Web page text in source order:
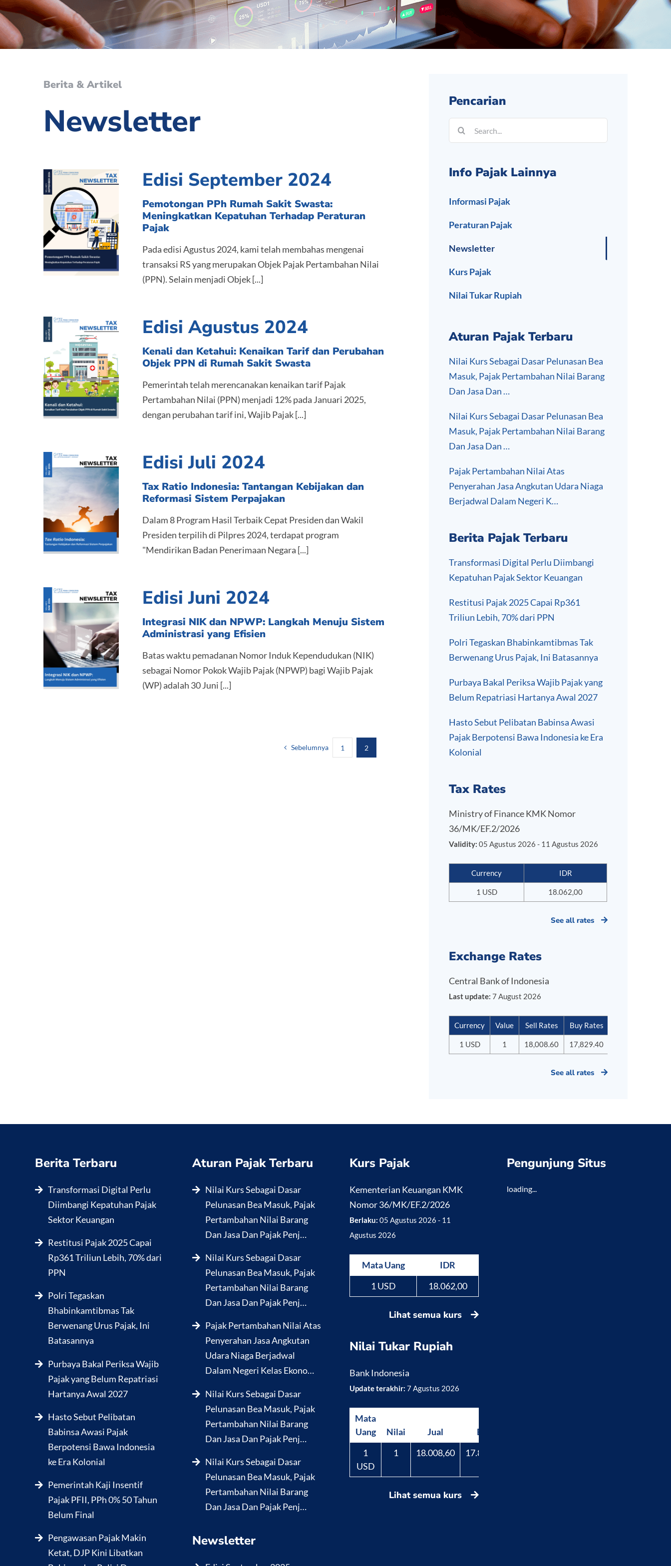
Berita & Artikel
Newsletter
Edisi September 2024
Pemotongan PPh Rumah Sakit Swasta:
Meningkatkan Kepatuhan Terhadap Peraturan
Pajak
Pada edisi Agustus 2024, kami telah membahas mengenai
transaksi RS yang merupakan Objek Pajak Pertambahan Nilai
(PPN). Selain menjadi Objek [...]
Edisi Agustus 2024
Kenali dan Ketahui: Kenaikan Tarif dan Perubahan
Objek PPN di Rumah Sakit Swasta
Pemerintah telah merencanakan kenaikan tarif Pajak
Pertambahan Nilai (PPN) menjadi 12% pada Januari 2025,
dengan perubahan tarif ini, Wajib Pajak [...]
Edisi Juli 2024
Tax Ratio Indonesia: Tantangan Kebijakan dan
Reformasi Sistem Perpajakan
Dalam 8 Program Hasil Terbaik Cepat Presiden dan Wakil
Presiden terpilih di Pilpres 2024, terdapat program
"Mendirikan Badan Penerimaan Negara [...]
Edisi Juni 2024
Integrasi NIK dan NPWP: Langkah Menuju Sistem
Administrasi yang Efisien
Batas waktu pemadanan Nomor Induk Kependudukan (NIK)
sebagai Nomor Pokok Wajib Pajak (NPWP) bagi Wajib Pajak
(WP) adalah 30 Juni [...]
Sebelumnya 1 2
Pencarian
Search
for:
Info Pajak Lainnya
Informasi Pajak
Peraturan Pajak
Newsletter
Kurs Pajak
Nilai Tukar Rupiah
Aturan Pajak Terbaru
Nilai Kurs Sebagai Dasar Pelunasan Bea
Masuk, Pajak Pertambahan Nilai Barang
Dan Jasa Dan …
Nilai Kurs Sebagai Dasar Pelunasan Bea
Masuk, Pajak Pertambahan Nilai Barang
Dan Jasa Dan …
Pajak Pertambahan Nilai Atas
Penyerahan Jasa Angkutan Udara Niaga
Berjadwal Dalam Negeri K…
Berita Pajak Terbaru
Transformasi Digital Perlu Diimbangi
Kepatuhan Pajak Sektor Keuangan
Restitusi Pajak 2025 Capai Rp361
Triliun Lebih, 70% dari PPN
Polri Tegaskan Bhabinkamtibmas Tak
Berwenang Urus Pajak, Ini Batasannya
Purbaya Bakal Periksa Wajib Pajak yang
Belum Repatriasi Hartanya Awal 2027
Hasto Sebut Pelibatan Babinsa Awasi
Pajak Berpotensi Bawa Indonesia ke Era
Kolonial
Tax Rates
Ministry of Finance KMK Nomor
36/MK/EF.2/2026
Validity:05 Agustus 2026 - 11 Agustus 2026
Currency IDR
1 USD 18.062,00
See all rates
Exchange Rates
Central Bank of Indonesia
Last update:7 August 2026
Currency Value Sell Rates Buy Rates
1 USD 1 18,008.60 17,829.40
See all rates
Berita Terbaru
Transformasi Digital Perlu
Diimbangi Kepatuhan Pajak
Sektor Keuangan
Restitusi Pajak 2025 Capai
Rp361 Triliun Lebih, 70% dari
PPN
Polri Tegaskan
Bhabinkamtibmas Tak
Berwenang Urus Pajak, Ini
Batasannya
Purbaya Bakal Periksa Wajib
Pajak yang Belum Repatriasi
Hartanya Awal 2027
Hasto Sebut Pelibatan
Babinsa Awasi Pajak
Berpotensi Bawa Indonesia
ke Era Kolonial
Pemerintah Kaji Insentif
Pajak PFII, PPh 0% 50 Tahun
Belum Final
Pengawasan Pajak Makin
Ketat, DJP Kini Libatkan
Aturan Pajak Terbaru
Nilai Kurs Sebagai Dasar
Pelunasan Bea Masuk, Pajak
Pertambahan Nilai Barang
Dan Jasa Dan Pajak Penj…
Nilai Kurs Sebagai Dasar
Pelunasan Bea Masuk, Pajak
Pertambahan Nilai Barang
Dan Jasa Dan Pajak Penj…
Pajak Pertambahan Nilai Atas
Penyerahan Jasa Angkutan
Udara Niaga Berjadwal
Dalam Negeri Kelas Ekono…
Nilai Kurs Sebagai Dasar
Pelunasan Bea Masuk, Pajak
Pertambahan Nilai Barang
Dan Jasa Dan Pajak Penj…
Nilai Kurs Sebagai Dasar
Pelunasan Bea Masuk, Pajak
Pertambahan Nilai Barang
Dan Jasa Dan Pajak Penj…
Newsletter
Kurs Pajak
Kementerian Keuangan KMK
Nomor 36/MK/EF.2/2026
Berlaku: 05 Agustus 2026 - 11
Agustus 2026
Mata Uang
IDR
1 USD
18.062,00
Lihat semua kurs
Nilai Tukar Rupiah
Bank Indonesia
Update terakhir: 7 Agustus 2026
Mata
Uang
Nilai Jual
Beli
1
USD
1 18.008,60 17.829,40
Lihat semua kurs
Pengunjung Situs
loading...